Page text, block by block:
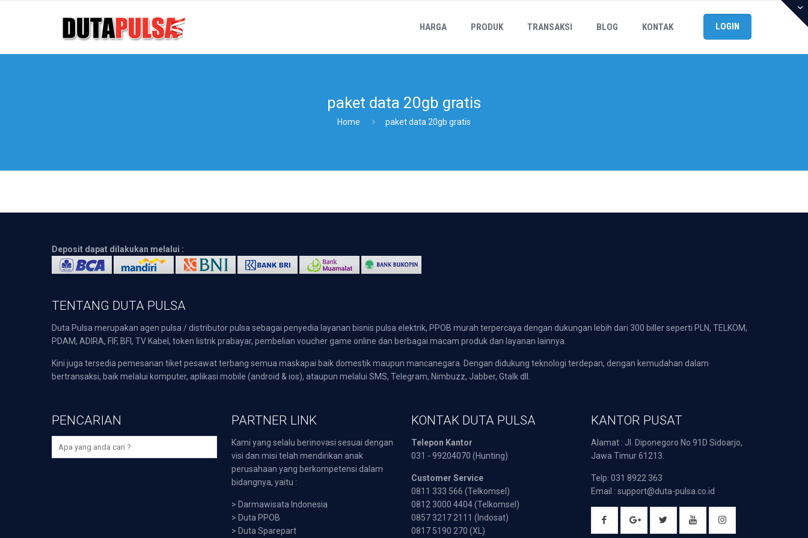
HARGA PRODUK TRANSAKSI BLOG KONTAK LOGIN
paket data 20gb gratis
Home paket data 20gb gratis
Deposit dapat dilakukan melalui :
TENTANG DUTA PULSA
Duta Pulsa merupakan agen pulsa / distributor pulsa sebagai penyedia layanan bisnis pulsa elektrik, PPOB murah terpercaya dengan dukungan lebih dari 300 biller seperti PLN, TELKOM,
PDAM, ADIRA, FIF, BFI, TV Kabel, token listrik prabayar, pembelian voucher game online dan berbagai macam produk dan layanan lainnya.
Kini juga tersedia pemesanan tiket pesawat terbang semua maskapai baik domestik maupun mancanegara. Dengan didukung teknologi terdepan, dengan kemudahan dalam
bertransaksi, baik melalui komputer, aplikasi mobile (android & ios), ataupun melalui SMS, Telegram, Nimbuzz, Jabber, Gtalk dll.
PENCARIAN PARTNER LINK
Kami yang selalu berinovasi sesuai dengan
visi dan misi telah mendirikan anak
perusahaan yang berkompetensi dalam
bidangnya, yaitu :
> Darmawisata Indonesia
> Duta PPOB
> Duta Sparepart
KONTAK DUTA PULSA
Telepon Kantor
031 - 99204070 (Hunting)
Customer Service
0811 333 566 (Telkomsel)
0812 3000 4404 (Telkomsel)
0857 3217 2111 (Indosat)
0817 5190 270 (XL)
KANTOR PUSAT
Alamat : Jl. Diponegoro No.91D Sidoarjo,
Jawa Timur 61213.
Telp: 031 8922 363
Email : support@duta-pulsa.co.id